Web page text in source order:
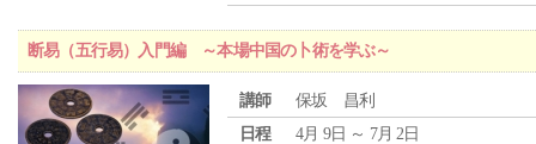
断易（五行易）入門編 ～本場中国の卜術を学ぶ～
講師
保坂 昌利
日程
4月 9日 ～ 7月 2日